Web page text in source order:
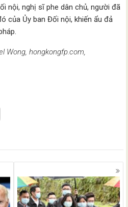
nội, nghị sĩ phe dân chủ, người đã
của Ủy ban Đối nội, khiến ẩu đả
Wong, hongkongfp.com,